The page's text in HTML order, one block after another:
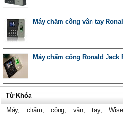
Máy chấm công vân tay
Máy chấm công Ronald Jack
Từ Khóa
Máy, chấm, công, vân, tay, Wise